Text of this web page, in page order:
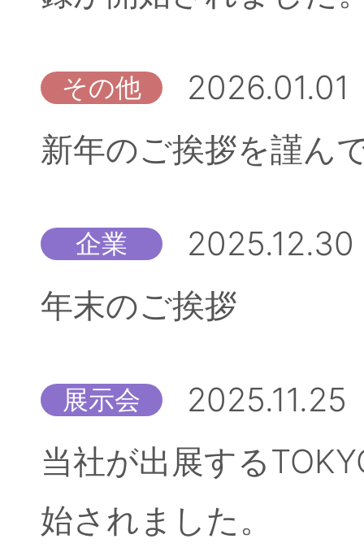
その他
2026.01.01
新年のご挨拶を謹ん
企業
2025.12.30
年末のご挨拶
展示会
2025.11.25
当社が出展する
始されました。